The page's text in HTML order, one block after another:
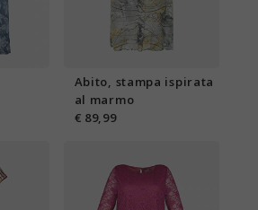
Abito, stampa ispirata
al marmo
€ 89,99